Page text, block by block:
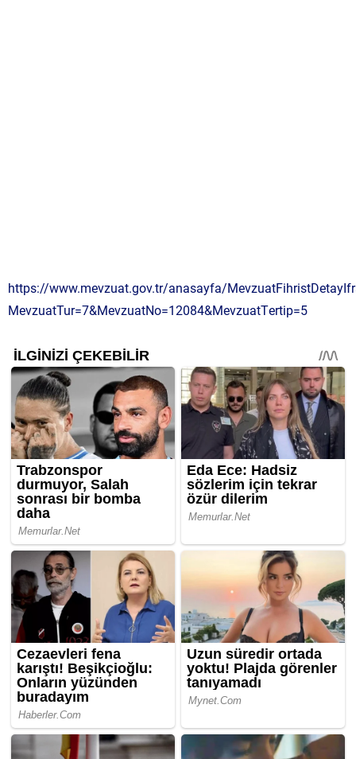
https://www.mevzuat.gov.tr/anasayfa/
MevzuatTur=7&MevzuatNo=12084&MevzuatTertip=5